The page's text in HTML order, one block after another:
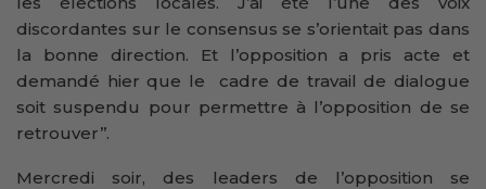
discordantes sur le consensus se s’orientait pas dans
la bonne direction. Et l’opposition a pris acte et
demandé hier que le cadre de travail de dialogue
soit suspendu pour permettre à l’opposition de se
retrouver’’.
Mercredi soir, des leaders de l’opposition se